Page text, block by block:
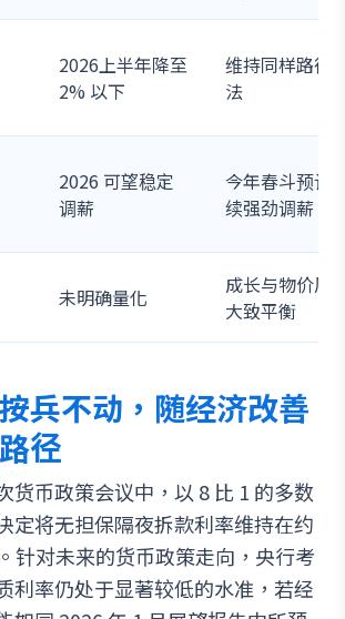
2026上半年降至
2% 以下
维持同样路径
法
2026 可望稳定
调薪
今年春斗预计
续强劲调薪
未明确量化
成长与物价风
大致平衡
兵不动，随经济改善
径
货币政策会议中，以 8 比 1 的多数
定将无担保隔夜拆款利率维持在约
针对未来的货币政策走向，央行考
利率仍处于显著较低的水准，若经